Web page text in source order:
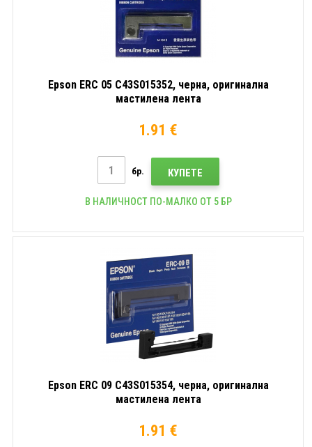
Epson ERC 05 C43S015352, черна, оригинална
мастилена лента
1.91 €
бр. КУПЕТЕ
В НАЛИЧНОСТ ПО-МАЛКО ОТ 5 БР
Epson ERC 09 C43S015354, черна, оригинална
мастилена лента
1.91 €